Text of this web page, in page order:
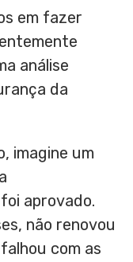
em fazer
análise
da
imagine um
aprovado.
não renovou
com as